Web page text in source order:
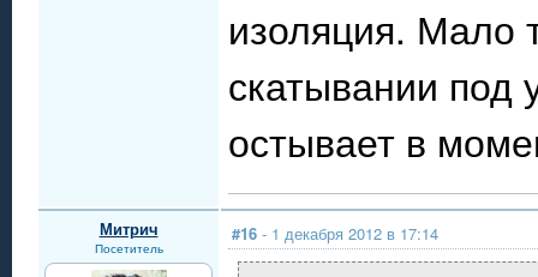
изоляция. Мало
скатывании под
остывает в
Митрич
Посетитель
#16 - 1 декабря 2012 в 17:14